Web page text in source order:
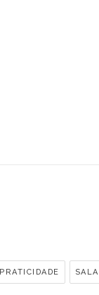
PRATICIDADE SALA